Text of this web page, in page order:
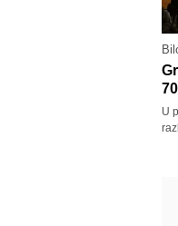
U